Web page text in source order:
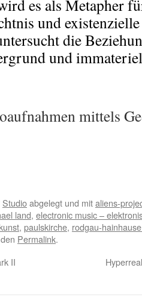
es als Metapher
und
die
und
mittels
Studioabgelegt und mitaliens-
land, electronic music –
, paulskirche, rodgau-
Permalink.
II